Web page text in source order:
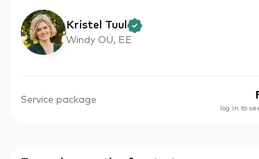
Kristel Tuul
Windy OÜ, EE
Service package
log in to